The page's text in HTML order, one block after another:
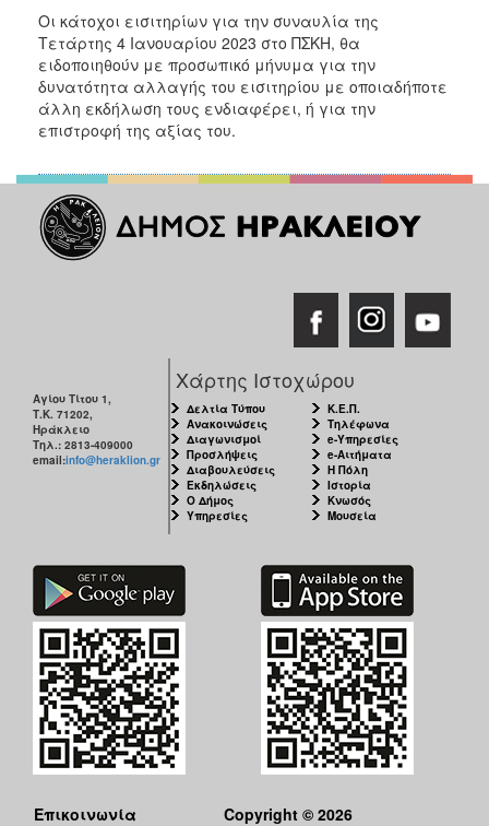
2006
ΤΟΠΟΣ
ΠΟΛΙΤΙΣΜΟΣ
ΑΝΘΕΚΤΙΚΗ
Οι κάτοχοι εισιτηρίων για την συναυλία της
Τετάρτης 4 Ιανουαρίου 2023 στο ΠΣΚΗ, θα
ειδοποιηθούν με προσωπικό μήνυμα για την
δυνατότητα αλλαγής του εισιτηρίου με οποιαδήποτε
άλλη εκδήλωση τους ενδιαφέρει, ή για την
επιστροφή της αξίας του.
Αγίου Τίτου 1,
Τ.Κ. 71202,
Ηράκλειο
Τηλ.: 2813-409000
email:info@heraklion.gr
Χάρτης Ιστοχώρου
Δελτία Τύπου
Ανακοινώσεις
Διαγωνισμοί
Προσλήψεις
Διαβουλεύσεις
Εκδηλώσεις
Ο Δήμος
Υπηρεσίες
Κ.Ε.Π.
Τηλέφωνα
e-Υπηρεσίες
e-Αιτήματα
Η Πόλη
Ιστορία
Κνωσός
Μουσεία
Επικοινωνία
Copyright © 2026